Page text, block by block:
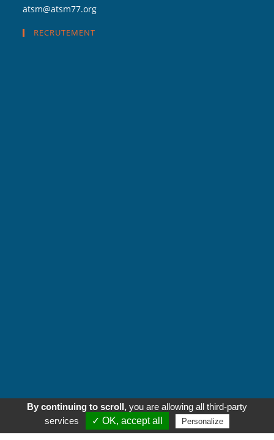
atsm@atsm77.org
RECRUTEMENT
By continuing to scroll,you are allowing all third-party
services
✓ OK, accept all Personalize